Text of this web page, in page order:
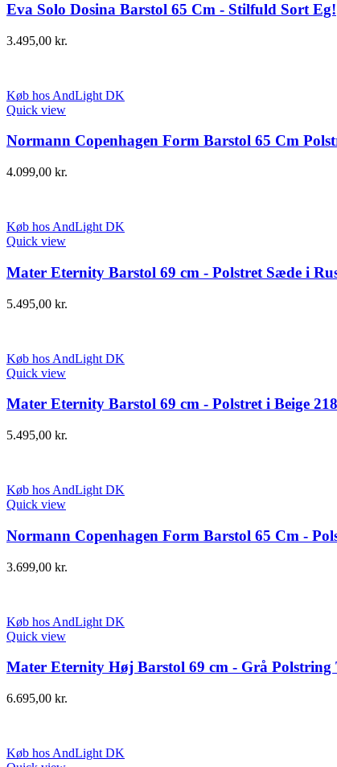
Eva Solo Dosina Barstol 65 Cm - Stilfuld Sort Eg!
3.495,00 kr.
Køb hos AndLight DK
Quick view
Normann Copenhagen Form Barstol 65 Cm
4.099,00 kr.
Køb hos AndLight DK
Quick view
Mater Eternity Barstol 69 cm - Polstret Sæde i
5.495,00 kr.
Køb hos AndLight DK
Quick view
Mater Eternity Barstol 69 cm - Polstret i Beige 218
5.495,00 kr.
Køb hos AndLight DK
Quick view
Normann Copenhagen Form Barstol 65 Cm -
3.699,00 kr.
Køb hos AndLight DK
Quick view
Mater Eternity Høj Barstol 69 cm - Grå
6.695,00 kr.
Køb hos AndLight DK